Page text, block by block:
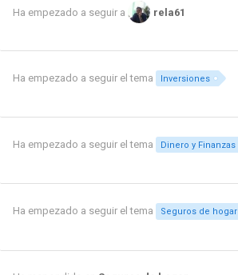
Ha empezado a seguir a rela61
Ha empezado a seguir el tema Inversiones
Ha empezado a seguir el tema Dinero y Finanzas
Ha empezado a seguir el tema Seguros de hogar